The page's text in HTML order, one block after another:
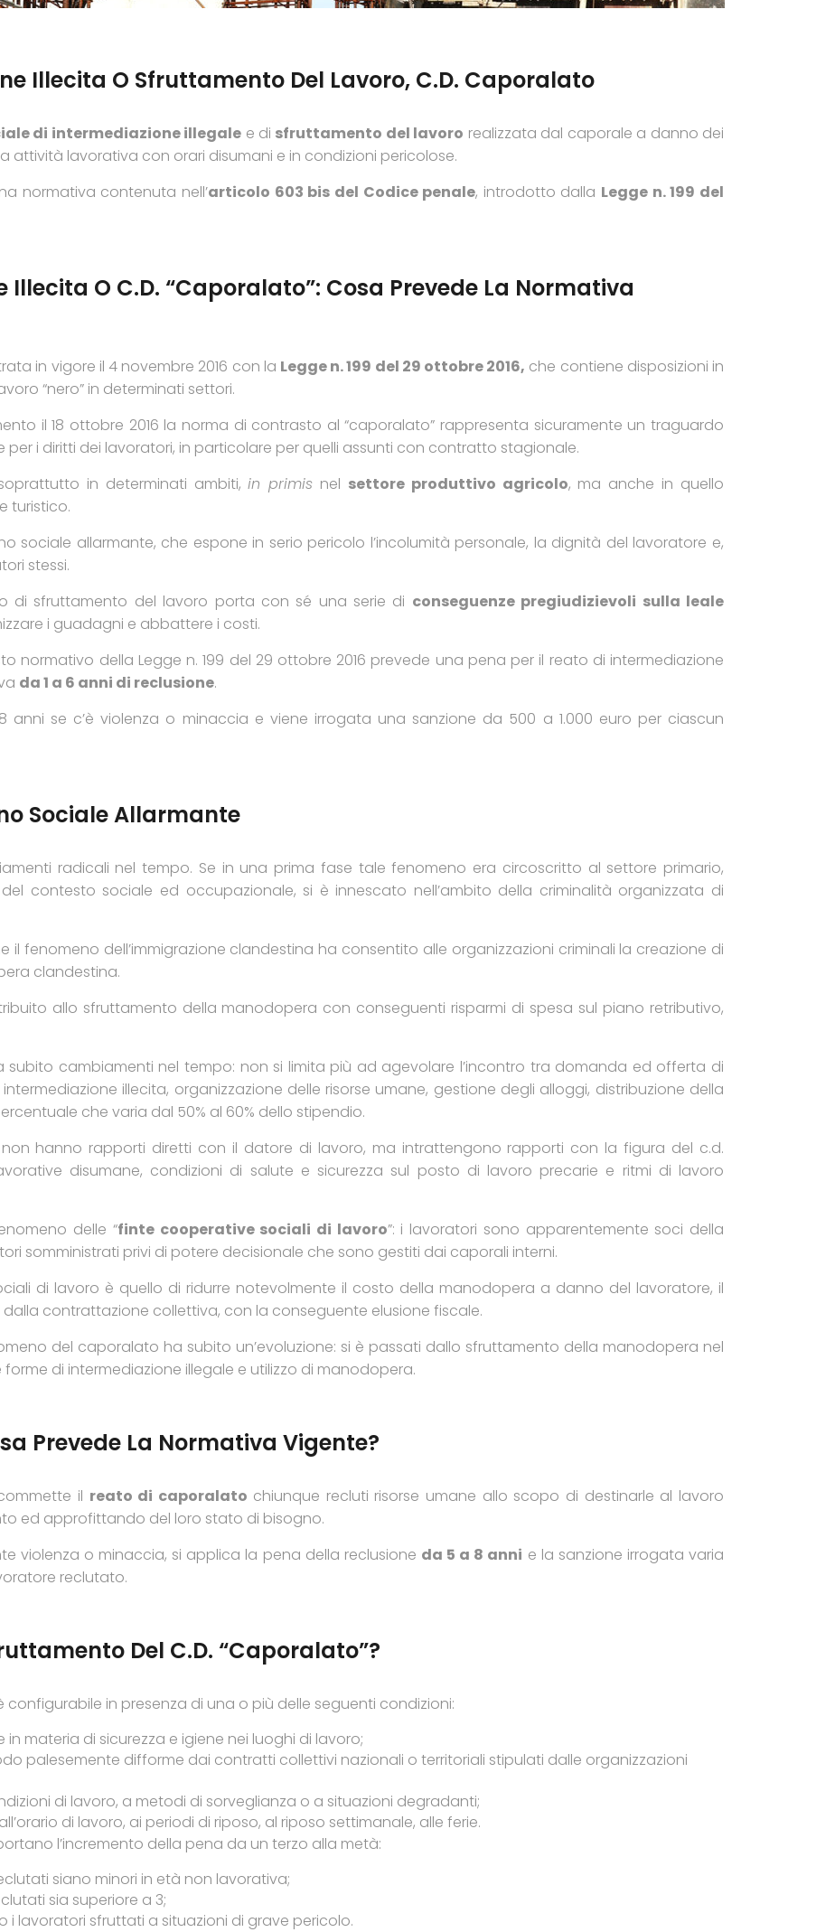
Illecita O Sfruttamento Del Lavoro, C.d. Caporalato
di intermediazione illegale e di sfruttamento del lavoro realizzata dal caporale a danno dei
attività lavorativa con orari disumani e in condizioni pericolose.
normativa contenuta nell’articolo 603 bis del Codice penale, introdotto dalla Legge n. 199 del
Illecita O C.d. “caporalato”: Cosa Prevede La Normativa
in vigore il 4 novembre 2016 con la Legge n. 199 del 29 ottobre 2016, che contiene disposizioni in
“nero” in determinati settori.
il 18 ottobre 2016 la norma di contrasto al “caporalato” rappresenta sicuramente un traguardo
i diritti dei lavoratori, in particolare per quelli assunti con contratto stagionale.
in determinati ambiti,in primis nel settore produttivo agricolo, ma anche in quello
turistico.
sociale allarmante, che espone in serio pericolo l’incolumità personale, la dignità del lavoratore e,
stessi.
di sfruttamento del lavoro porta con sé una serie di conseguenze pregiudizievoli sulla leale
i guadagni e abbattere i costi.
normativo della Legge n. 199 del 29 ottobre 2016 prevede una pena per il reato di intermediazione
da 1 a 6 anni di reclusione.
se c’è violenza o minaccia e viene irrogata una sanzione da 500 a 1.000 euro per ciascun
Sociale Allarmante
radicali nel tempo. Se in una prima fase tale fenomeno era circoscritto al settore primario,
contesto sociale ed occupazionale, si è innescato nell’ambito della criminalità organizzata di
fenomeno dell’immigrazione clandestina ha consentito alle organizzazioni criminali la creazione di
clandestina.
allo sfruttamento della manodopera con conseguenti risparmi di spesa sul piano retributivo,
subito cambiamenti nel tempo: non si limita più ad agevolare l’incontro tra domanda ed offerta di
illecita, organizzazione delle risorse umane, gestione degli alloggi, distribuzione della
che varia dal 50% al 60% dello stipendio.
non hanno rapporti diretti con il datore di lavoro, ma intrattengono rapporti con la figura del c.d.
disumane, condizioni di salute e sicurezza sul posto di lavoro precarie e ritmi di lavoro
delle “finte cooperative sociali di lavoro”: i lavoratori sono apparentemente soci della
somministrati privi di potere decisionale che sono gestiti dai caporali interni.
di lavoro è quello di ridurre notevolmente il costo della manodopera a danno del lavoratore, il
contrattazione collettiva, con la conseguente elusione fiscale.
del caporalato ha subito un’evoluzione: si è passati dallo sfruttamento della manodopera nel
di intermediazione illegale e utilizzo di manodopera.
Prevede La Normativa Vigente?
il reato di caporalato chiunque recluti risorse umane allo scopo di destinarle al lavoro
ed approfittando del loro stato di bisogno.
violenza o minaccia, si applica la pena della reclusione da 5 a 8 anni e la sanzione irrogata varia
reclutato.
Del C.d. “caporalato”?
configurabile in presenza di una o più delle seguenti condizioni:
in materia di sicurezza e igiene nei luoghi di lavoro;
palesemente difforme dai contratti collettivi nazionali o territoriali stipulati dalle organizzazioni
di lavoro, a metodi di sorveglianza o a situazioni degradanti;
di lavoro, ai periodi di riposo, al riposo settimanale, alle ferie.
l’incremento della pena da un terzo alla metà:
siano minori in età non lavorativa;
sia superiore a 3;
i lavoratori sfruttati a situazioni di grave pericolo.